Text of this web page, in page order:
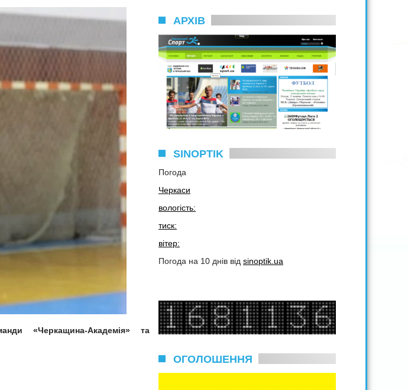
«Черкащина-Академія» та
АРХІВ
SINOPTIK
Погода
Черкаси
вологість:
тиск:
вітер:
Погода на 10 днів від sinoptik.ua
ОГОЛОШЕННЯ